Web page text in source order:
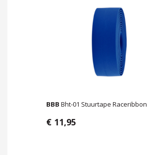
BBB Bht-01 Stuurtape Raceribbon
€ 11,95